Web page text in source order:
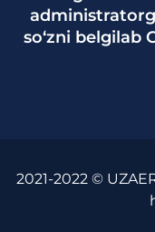
so‘zni belgilab
2021-2022 ©